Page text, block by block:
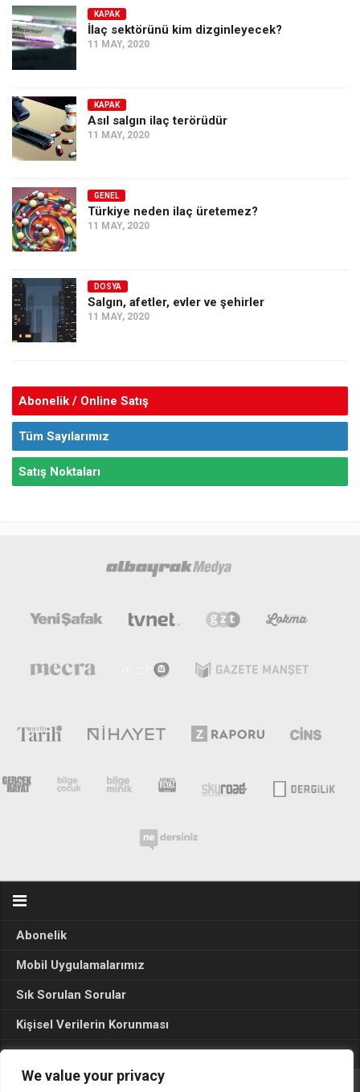
We value your privacy
KAPAK
İlaç sektörünü kim dizginleyecek?
11 MAY, 2020
KAPAK
Asıl salgın ilaç terörüdür
11 MAY, 2020
GENEL
Türkiye neden ilaç üretemez?
11 MAY, 2020
DOSYA
Salgın, afetler, evler ve şehirler
11 MAY, 2020
Abonelik / Online Satış
Tüm Sayılarımız
Satış Noktaları
Abonelik
Mobil Uygulamalarımız
Sık Sorulan Sorular
Kişisel Verilerin Korunması
Seçim Sonuçları 2024